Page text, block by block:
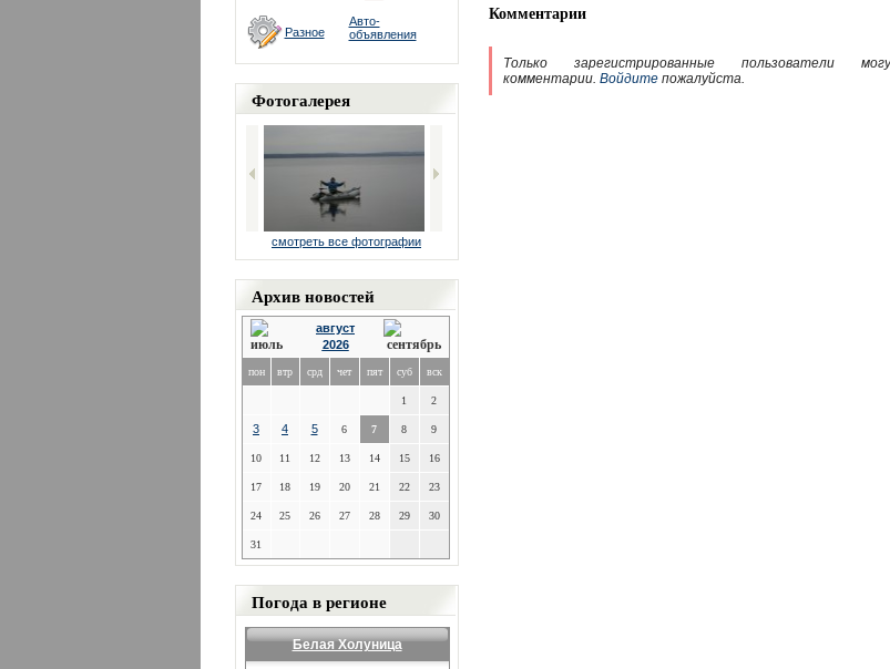
Разное
Авто-
объявления
Фотогалерея
смотреть все фотографии
Архив новостей
август
2026
пон втр срд чет пят суб вск
1 2
3 4 5 6 7 8 9
10 11 12 13 14 15 16
17 18 19 20 21 22 23
24 25 26 27 28 29 30
31
Погода в регионе
Белая Холуница
Комментарии
Только зарегистрированные пользователи
комментарии. Войдитепожалуйста.